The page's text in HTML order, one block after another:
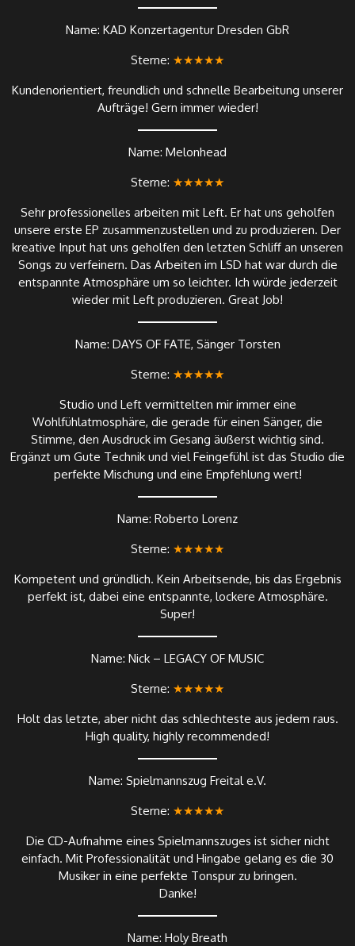
Name: KAD Konzertagentur Dresden GbR
Sterne: ★★★★★
Kundenorientiert, freundlich und schnelle Bearbeitung unserer
Aufträge! Gern immer wieder!
Name: Melonhead
Sterne: ★★★★★
Sehr professionelles arbeiten mit Left. Er hat uns geholfen
unsere erste EP zusammenzustellen und zu produzieren. Der
kreative Input hat uns geholfen den letzten Schliff an unseren
Songs zu verfeinern. Das Arbeiten im LSD hat war durch die
entspannte Atmosphäre um so leichter. Ich würde jederzeit
wieder mit Left produzieren. Great Job!
Name: DAYS OF FATE, Sänger Torsten
Sterne: ★★★★★
Studio und Left vermittelten mir immer eine
Wohlfühlatmosphäre, die gerade für einen Sänger, die
Stimme, den Ausdruck im Gesang äußerst wichtig sind.
Ergänzt um Gute Technik und viel Feingefühl ist das Studio die
perfekte Mischung und eine Empfehlung wert!
Name: Roberto Lorenz
Sterne: ★★★★★
Kompetent und gründlich. Kein Arbeitsende, bis das Ergebnis
perfekt ist, dabei eine entspannte, lockere Atmosphäre.
Super!
Name: Nick – LEGACY OF MUSIC
Sterne: ★★★★★
Holt das letzte, aber nicht das schlechteste aus jedem raus.
High quality, highly recommended!
Name: Spielmannszug Freital e.V.
Sterne: ★★★★★
Die CD-Aufnahme eines Spielmannszuges ist sicher nicht
einfach. Mit Professionalität und Hingabe gelang es die 30
Musiker in eine perfekte Tonspur zu bringen.
Danke!
Name: Holy Breath